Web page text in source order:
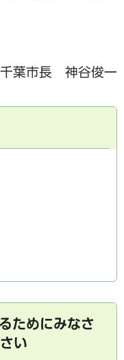
千葉市長 神谷俊一
ためにみなさ
い